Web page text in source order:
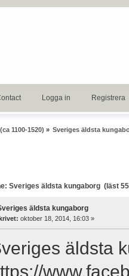
Logga in Registrera
1100-1520) » Sveriges äldsta
Sveriges äldsta kungaborg (läst
äldsta kungaborg
oktober 18, 2014, 16:03 »
äldsta